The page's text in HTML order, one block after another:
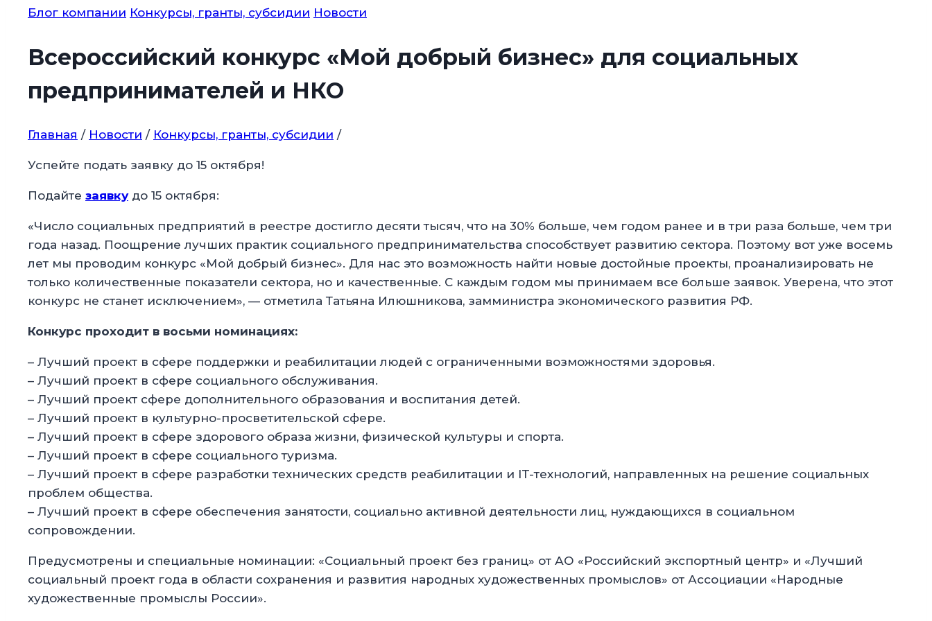
Блог компании Конкурсы, гранты, субсидии Новости
Всероссийский конкурс «Мой добрый бизнес» для социальных
предпринимателей и НКО
Главная / Новости / Конкурсы, гранты, субсидии /
Успейте подать заявку до 15 октября!
Подайте заявкудо 15 октября:
«Число социальных предприятий в реестре достигло десяти тысяч, что на 30% больше, чем годом ранее и в три раза больше, чем три
года назад. Поощрение лучших практик социального предпринимательства способствует развитию сектора. Поэтому вот уже восемь
лет мы проводим конкурс «Мой добрый бизнес». Для нас это возможность найти новые достойные проекты, проанализировать не
только количественные показатели сектора, но и качественные. С каждым годом мы принимаем все больше заявок. Уверена, что этот
конкурс не станет исключением», — отметила Татьяна Илюшникова, замминистра экономического развития РФ.
Конкурс проходит в восьми номинациях:
– Лучший проект в сфере поддержки и реабилитации людей с ограниченными возможностями здоровья.
– Лучший проект в сфере социального обслуживания.
– Лучший проект сфере дополнительного образования и воспитания детей.
– Лучший проект в культурно-просветительской сфере.
– Лучший проект в сфере здорового образа жизни, физической культуры и спорта.
– Лучший проект в сфере социального туризма.
– Лучший проект в сфере разработки технических средств реабилитации и IT-технологий, направленных на решение социальных
проблем общества.
– Лучший проект в сфере обеспечения занятости, социально активной деятельности лиц, нуждающихся в социальном
сопровождении.
Предусмотрены и специальные номинации: «Социальный проект без границ» от АО «Российский экспортный центр» и «Лучший
социальный проект года в области сохранения и развития народных художественных промыслов» от Ассоциации «Народные
художественные промыслы России».